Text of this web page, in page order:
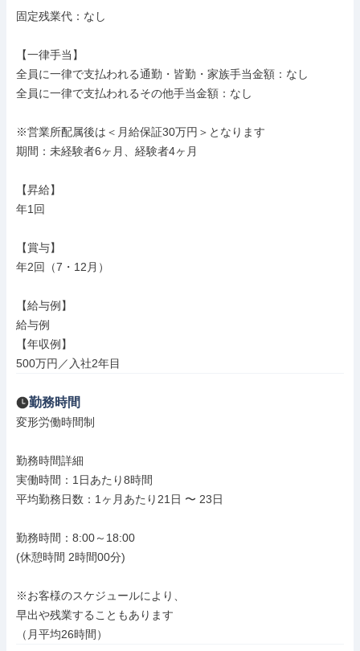
固定残業代：なし
【一律手当】
全員に一律で支払われる通勤・皆勤・家族手当金額：なし
全員に一律で支払われるその他手当金額：なし
※営業所配属後は＜月給保証30万円＞となります
期間：未経験者6ヶ月、経験者4ヶ月
【昇給】
年1回
【賞与】
年2回（7・12月）
【給与例】
給与例
【年収例】
500万円／入社2年目
勤務時間
変形労働時間制
勤務時間詳細
実働時間：1日あたり8時間
平均勤務日数：1ヶ月あたり21日 〜 23日
勤務時間：8:00～18:00
(休憩時間 2時間00分)
※お客様のスケジュールにより、
早出や残業することもあります
（月平均26時間）